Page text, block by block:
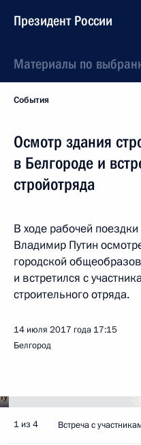
Президент России
Материалы по
События
Осмотр здания
в Белгороде и
стройотряда
В ходе рабочей
Владимир Путин
городской
и встретился с
строительного отряда.
14 июля 2017 года 17:15
Белгород
1 из 4 Встреча с